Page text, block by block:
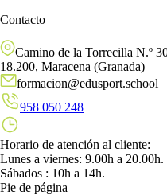
Contacto
Camino de la Torrecilla N.º
18.200, Maracena (Granada)
formacion@edusport.school
958 050 248
Horario de atención al cliente:
Lunes a viernes: 9.00h a 20.00h.
Sábados : 10h a 14h.
Pie de página